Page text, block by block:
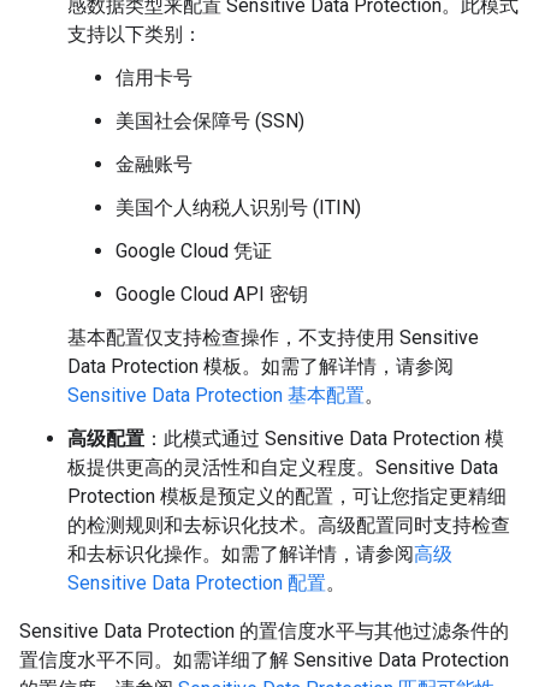
感数据类型来配置 Sensitive Data Protection。此模式
支持以下类别：
信用卡号
美国社会保障号 (SSN)
金融账号
美国个人纳税人识别号 (ITIN)
Google Cloud 凭证
Google Cloud API 密钥
基本配置仅支持检查操作，不支持使用 Sensitive
Data Protection 模板。如需了解详情，请参阅
Sensitive Data Protection 基本配置。
高级配置 ：此模式通过 Sensitive Data Protection 模
板提供更高的灵活性和自定义程度。Sensitive Data
Protection 模板是预定义的配置，可让您指定更精细
的检测规则和去标识化技术。高级配置同时支持检查
和去标识化操作。如需了解详情，请参阅高级
Sensitive Data Protection 配置。
Sensitive Data Protection 的置信度水平与其他过滤条件的
置信度水平不同。如需详细了解 Sensitive Data Protection